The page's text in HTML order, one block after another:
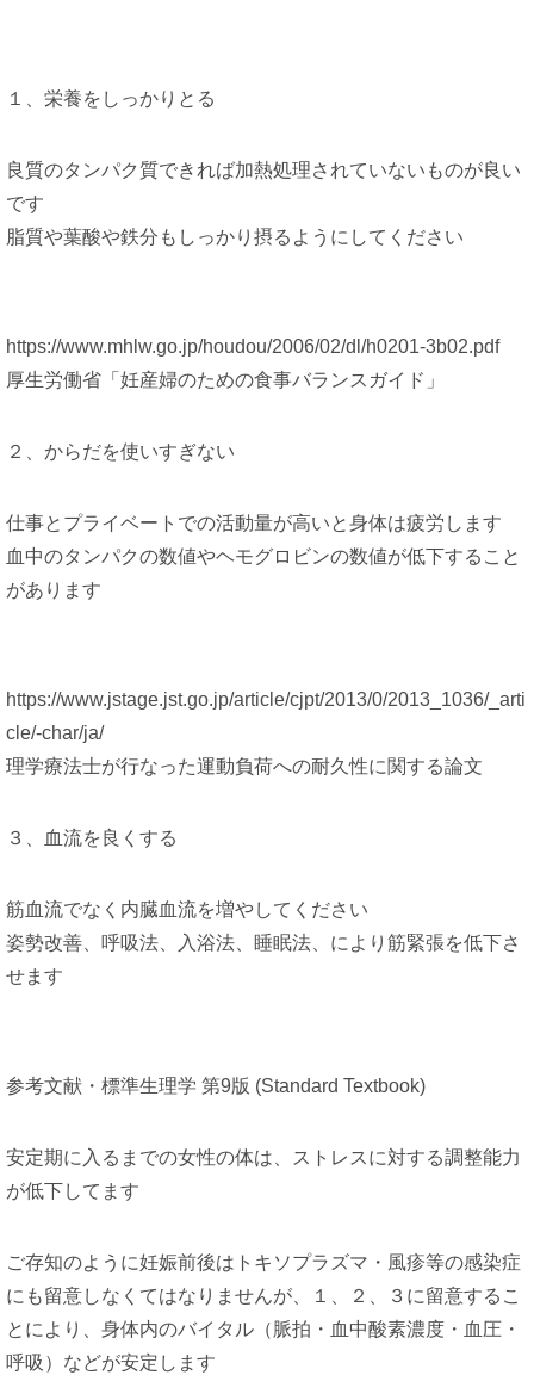
１、栄養をしっかりとる
良質のタンパク質できれば加熱処理されていないものが良い
です
脂質や葉酸や鉄分もしっかり摂るようにしてください
https://www.mhlw.go.jp/houdou/2006/02/dl/h0201-3b02.pdf
厚生労働省「妊産婦のための食事バランスガイド」
２、からだを使いすぎない
仕事とプライベートでの活動量が高いと身体は疲労します
血中のタンパクの数値やヘモグロビンの数値が低下すること
があります
https://www.jstage.jst.go.jp/article/cjpt/2013/0/2013_1036/_arti
cle/-char/ja/
理学療法士が行なった運動負荷への耐久性に関する論文
３、血流を良くする
筋血流でなく内臓血流を増やしてください
姿勢改善、呼吸法、入浴法、睡眠法、により筋緊張を低下さ
せます
参考文献・標準生理学 第9版 (Standard Textbook)
安定期に入るまでの女性の体は、ストレスに対する調整能力
が低下してます
ご存知のように妊娠前後はトキソプラズマ・風疹等の感染症
にも留意しなくてはなりませんが、１、２、３に留意するこ
とにより、身体内のバイタル（脈拍・血中酸素濃度・血圧・
呼吸）などが安定します